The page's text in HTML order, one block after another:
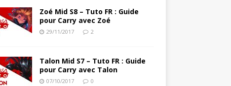
Zoé Mid S8 – Tuto FR : Guide
pour Carry avec Zoé
29/11/2017 2
Talon Mid S7 – Tuto FR : Guide
pour Carry avec Talon
07/10/2017 0